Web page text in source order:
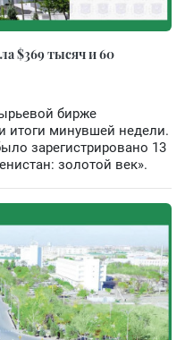
$369 тысяч и 60
бирже
итоги минувшей недели.
зарегистрировано 13
золотой век».